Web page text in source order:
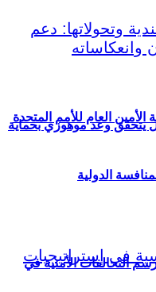
العام للأمم المتحدة
الدولية
يتحقق وعد موهوزي بحماية
التحالفات الأمنية في